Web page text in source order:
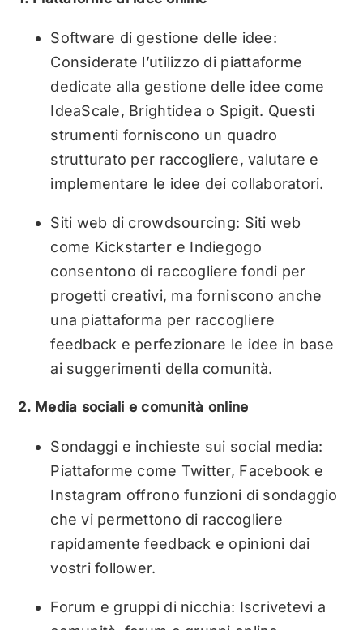
Software di gestione delle idee:
Considerate l’utilizzo di piattaforme
dedicate alla gestione delle idee come
IdeaScale, Brightidea o Spigit. Questi
strumenti forniscono un quadro
strutturato per raccogliere, valutare e
implementare le idee dei collaboratori.
Siti web di crowdsourcing: Siti web
come Kickstarter e Indiegogo
consentono di raccogliere fondi per
progetti creativi, ma forniscono anche
una piattaforma per raccogliere
feedback e perfezionare le idee in base
ai suggerimenti della comunità.
2. Media sociali e comunità online
Sondaggi e inchieste sui social media:
Piattaforme come Twitter, Facebook e
Instagram offrono funzioni di sondaggio
che vi permettono di raccogliere
rapidamente feedback e opinioni dai
vostri follower.
Forum e gruppi di nicchia: Iscrivetevi a